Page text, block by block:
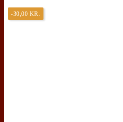
-30,00 KR.